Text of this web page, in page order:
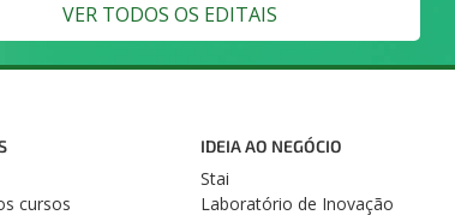
VER TODOS OS EDITAIS
cursos
IDEIA AO NEGÓCIO
Stai
Laboratório de Inovação